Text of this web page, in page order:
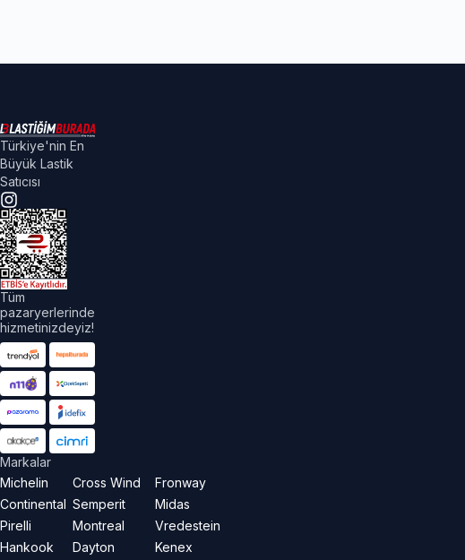
Türkiye'nin En
Büyük Lastik
Satıcısı
Tüm
pazaryerlerinde
hizmetinizdeyiz!
Markalar
Michelin
Continental
Pirelli
Hankook
Cross Wind
Semperit
Montreal
Dayton
Fronway
Midas
Vredestein
Kenex